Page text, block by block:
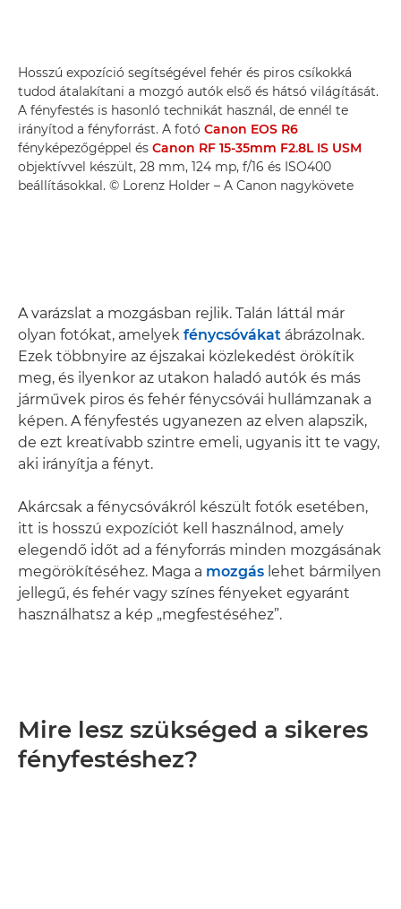
Hosszú expozíció segítségével fehér és piros csíkokká
tudod átalakítani a mozgó autók első és hátsó világítását.
A fényfestés is hasonló technikát használ, de ennél te
irányítod a fényforrást. A fotó Canon EOS R6
fényképezőgéppel és Canon RF 15-35mm F2.8L IS USM
objektívvel készült, 28 mm, 124 mp, f/16 és ISO400
beállításokkal. © Lorenz Holder – A Canon nagykövete
A varázslat a mozgásban rejlik. Talán láttál már
olyan fotókat, amelyek fénycsóvákat ábrázolnak.
Ezek többnyire az éjszakai közlekedést örökítik
meg, és ilyenkor az utakon haladó autók és más
járművek piros és fehér fénycsóvái hullámzanak a
képen. A fényfestés ugyanezen az elven alapszik,
de ezt kreatívabb szintre emeli, ugyanis itt te vagy,
aki irányítja a fényt.
Akárcsak a fénycsóvákról készült fotók esetében,
itt is hosszú expozíciót kell használnod, amely
elegendő időt ad a fényforrás minden mozgásának
megörökítéséhez. Maga a mozgás lehet bármilyen
jellegű, és fehér vagy színes fényeket egyaránt
használhatsz a kép „megfestéséhez”.
Mire lesz szükséged a sikeres
fényfestéshez?